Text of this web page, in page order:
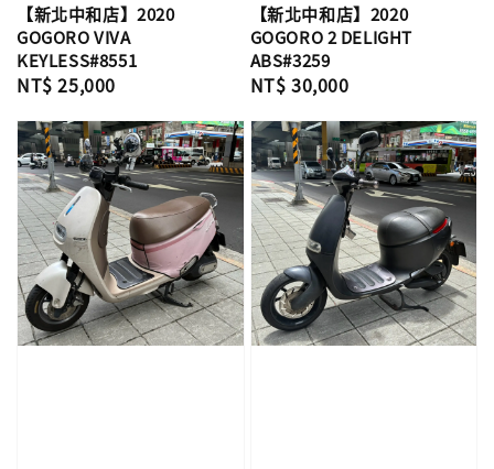
【新北中和店】2020
GOGORO VIVA
KEYLESS#8551
Regular
NT$ 25,000
【新北中和店】2020
GOGORO 2 DELIGHT
ABS#3259
Regular
NT$ 30,000